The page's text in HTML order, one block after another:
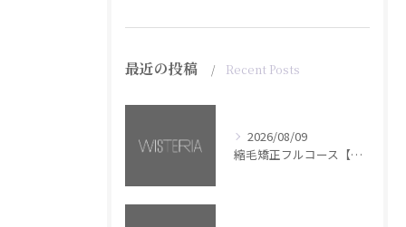
最近の投稿 Recent Posts
2026/08/09
縮毛矯正フルコース【銀座・美容室WISTERIA】